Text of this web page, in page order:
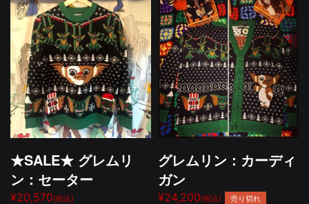
★SALE★ グレムリ
ン：セーター
¥20,570(税込)
グレムリン：カーディ
ガン
¥24,200(税込) 売り切れ